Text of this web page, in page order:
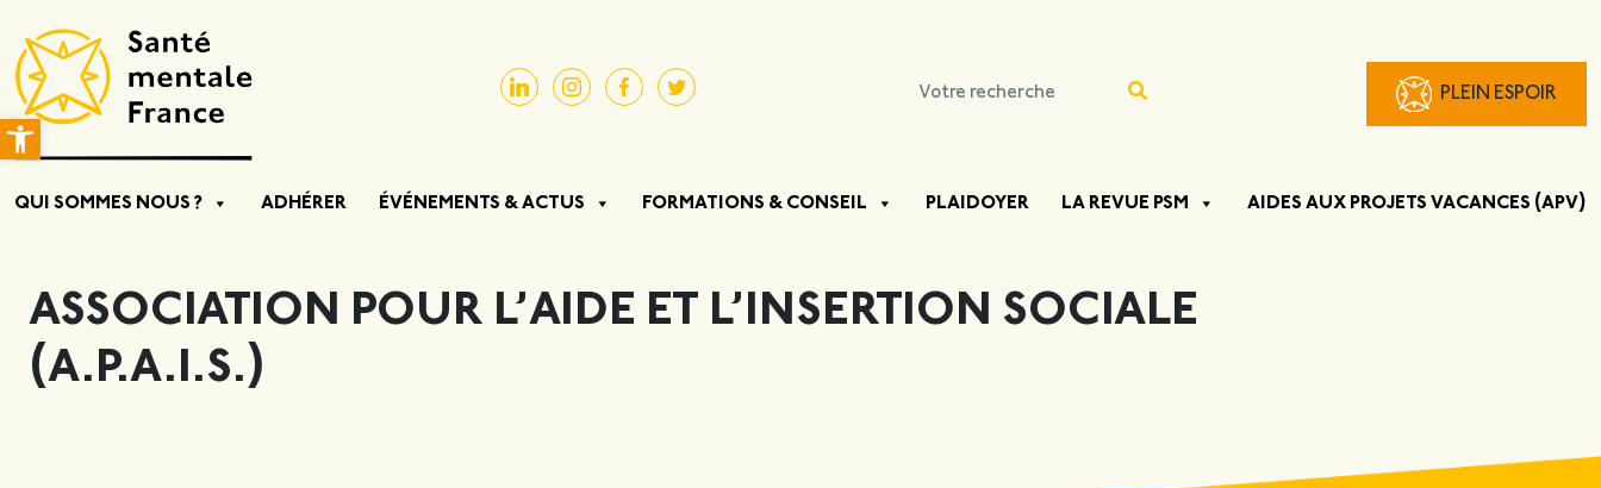
Ouvrir la barre d’outils
PLEIN ESPOIR
QUI SOMMES NOUS ? ADHÉRER ÉVÉNEMENTS & ACTUS FORMATIONS & CONSEIL PLAIDOYER LA REVUE PSM AIDES AUX PROJETS VACANCES (APV)
ASSOCIATION POUR L’AIDE ET L’INSERTION SOCIALE
(A.P.A.I.S.)